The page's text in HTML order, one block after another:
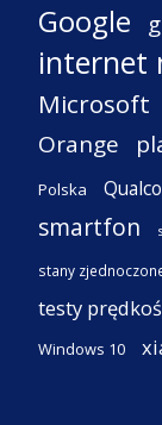
Google
internet
Microsoft
Orange
Polska
smartfon
stany
testy
Windows 10